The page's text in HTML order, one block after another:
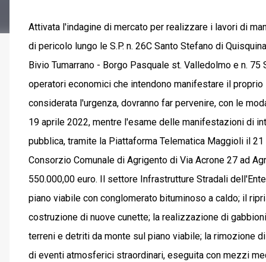
Attivata l'indagine di mercato per realizzare i lavori di
di pericolo lungo le S.P. n. 26C Santo Stefano di
Bivio Tumarrano - Borgo Pasquale st. Valledolmo e n.
operatori economici che intendono manifestare il
considerata l'urgenza, dovranno far pervenire, con le
19 aprile 2022, mentre l'esame delle manifestazioni di
pubblica, tramite la Piattaforma Telematica Maggioli il
Consorzio Comunale di Agrigento di Via Acrone 27 ad
550.000,00 euro. Il settore Infrastrutture Stradali
piano viabile con conglomerato bituminoso a caldo; il
costruzione di nuove cunette; la realizzazione di
terreni e detriti da monte sul piano viabile; la rimozione
di eventi atmosferici straordinari, eseguita con mezzi